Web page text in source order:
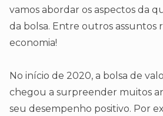
vamos abordar os aspectos da
da bolsa. Entre outros assuntos
economia!
No início de 2020, a bolsa de
chegou a surpreender muitos
seu desempenho positivo. Por